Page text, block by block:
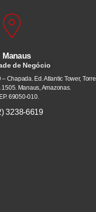
Manaus
de Negócio
Chapada. Ed. Atlantic Tower, Torre
1505. Manaus, Amazonas.
69050-010.
3238-6619